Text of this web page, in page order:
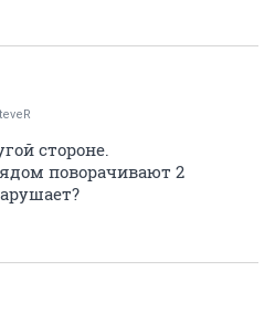
стороне.
поворачивают 2